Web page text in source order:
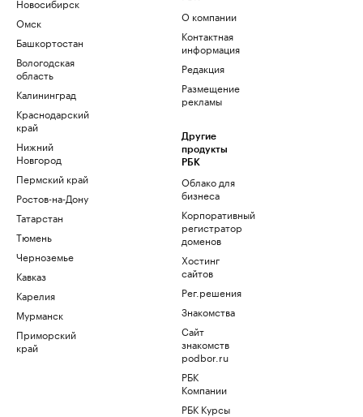
Омск
Башкортостан
Вологодская
область
Калининград
Краснодарский
край
Нижний
Новгород
Пермский край
Ростов-на-Дону
Татарстан
Тюмень
Черноземье
Кавказ
Карелия
Мурманск
Приморский
край
О компании
Контактная
информация
Редакция
Размещение
рекламы
Другие
продукты
РБК
Облако для
бизнеса
Корпоративный
регистратор
доменов
Хостинг
сайтов
Рег.решения
Знакомства
Сайт
знакомств
podbor.ru
РБК
Компании
РБК Курсы